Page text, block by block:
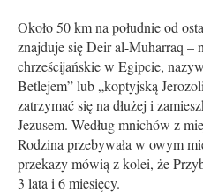
Około 50 km na południe od
znajduje się Deir al-Muharraq –
chrześcijańskie w Egipcie,
Betlejem” lub „koptyjską
zatrzymać się na dłużej i
Jezusem. Według mnichów z
Rodzina przebywała w owym
przekazy mówią z kolei, że
3 lata i 6 miesięcy.